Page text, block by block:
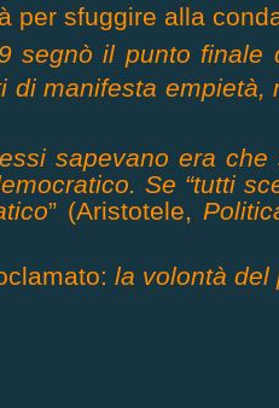
per sfuggire alla
segnò il punto finale
di manifesta empietà,
sapevano era che
Se “tutti
” (Aristotele,Politi
la volontà del